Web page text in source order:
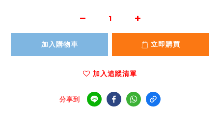
加入購物車 立即購買
加入追蹤清單
分享到